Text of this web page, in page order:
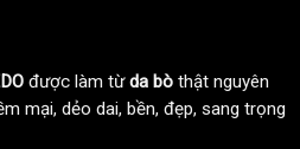
được làm từda bò thật nguyên
mại, dẻo dai, bền, đẹp, sang trọng